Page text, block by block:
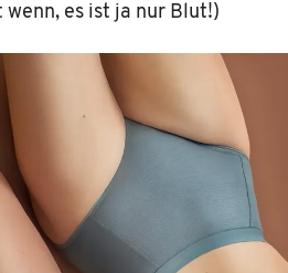
wenn, es ist ja nur Blut!)